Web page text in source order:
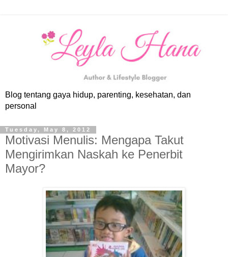
Blog tentang gaya hidup, parenting, kesehatan, dan
personal
Tuesday, May 8, 2012
Motivasi Menulis: Mengapa Takut
Mengirimkan Naskah ke Penerbit
Mayor?